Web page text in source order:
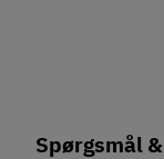
Spørgsmål